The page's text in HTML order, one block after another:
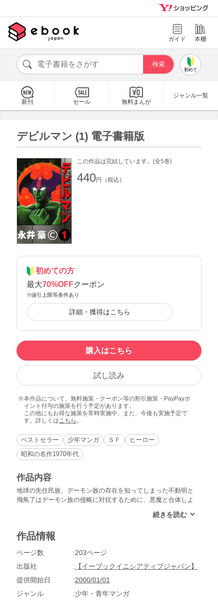
ガイド 本棚
初めて
新刊 セール 無料まんが
ジャンル一覧
デビルマン (1) 電子書籍版
この作品は完結しています。(全5巻)
440円（税込）
初めての方
最大70%OFFクーポン
※値引上限等条件あり
詳細・獲得はこちら
購入はこちら
試し読み
本作品について、無料施策・クーポン等の割引施策・PayPayポ
イント付与の施策を行う予定があります。
この他にもお得な施策を常時実施中、また、今後も実施予定で
す。詳しくはこちら 。
ベストセラー 少年マンガ ＳＦ
ヒーロー
昭和の名作1970年代
作品内容
地球の先住民族、デーモン族の存在を知ってしまった不動明と
飛鳥了はデーモン族の侵略に対抗するために、悪魔と合体しよ
作品情報
ページ数
203ページ
出版社
【イーブックイニシアティブジャパン】
提供開始日
2000/01/01
ジャンル
少年・青年マンガ